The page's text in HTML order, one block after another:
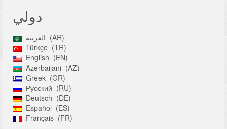
دولي
العربية
AR
Türkçe
TR
English
EN
Azerbaijani
AZ
Greek
GR
Русский
RU
Deutsch
DE
Español
ES
Français
FR